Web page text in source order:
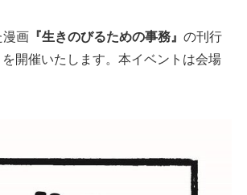
漫画 『生きのびるための事務』 の刊行
開催いたします。本イベントは会場